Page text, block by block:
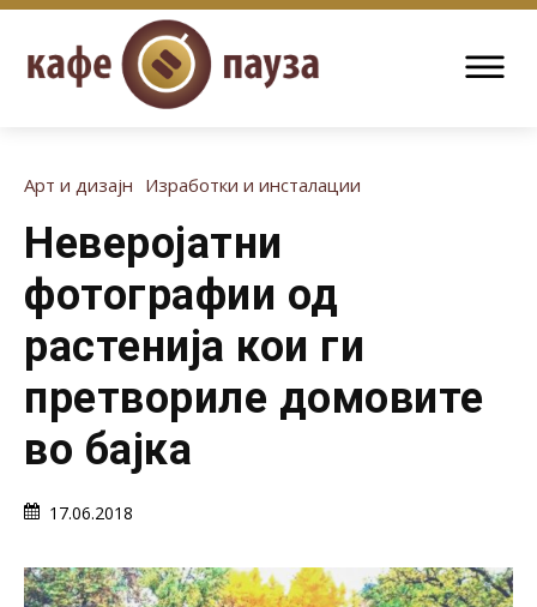
Арт и дизајн Изработки и инсталации
Неверојатни
фотографии од
растенија кои ги
претвориле домовите
во бајка
17.06.2018